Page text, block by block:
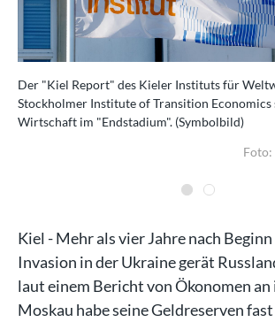
Der "Kiel Report" des Kieler Instituts für
Stockholmer Institute of Transition Economics
Wirtschaft im "Endstadium". (Symbolbild)
Foto:
Kiel - Mehr als vier Jahre nach
Invasion in der Ukraine gerät
laut einem Bericht von Ökonomen an
Moskau habe seine Geldreserven